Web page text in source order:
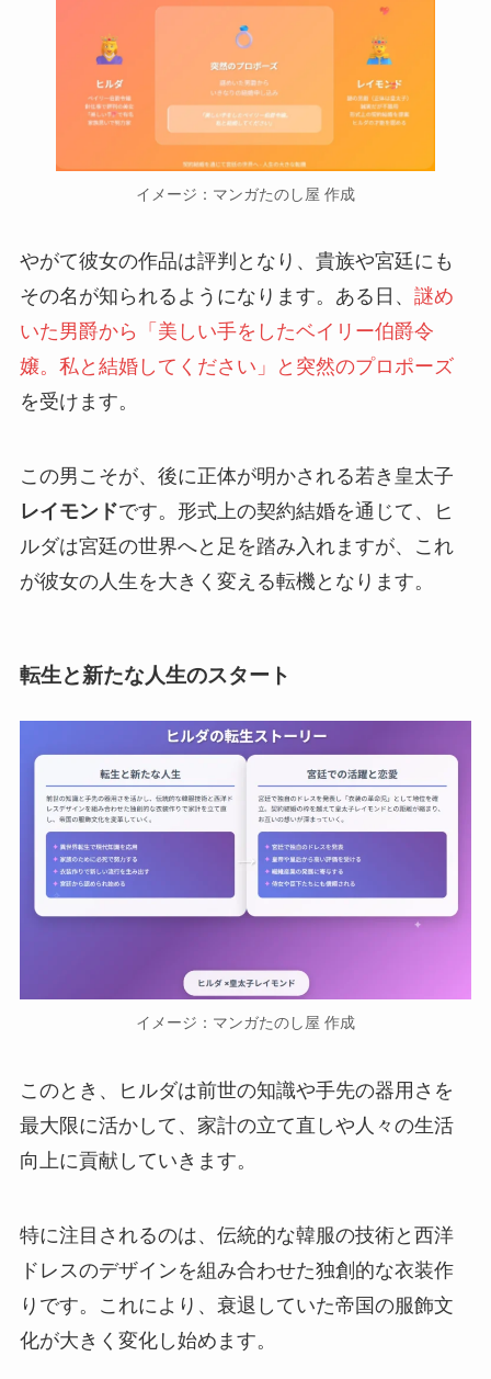
イメージ：マンガたのし屋 作成
やがて彼女の作品は評判となり、貴族や宮廷にも
その名が知られるようになります。ある日、 謎め
いた男爵から「美しい手をしたベイリー伯爵令
嬢。私と結婚してください」と突然のプロポーズ
を受けます。
この男こそが、後に正体が明かされる若き皇太子
レイモンドです。形式上の契約結婚を通じて、ヒ
ルダは宮廷の世界へと足を踏み入れますが、これ
が彼女の人生を大きく変える転機となります。
転生と新たな人生のスタート
イメージ：マンガたのし屋 作成
このとき、ヒルダは前世の知識や手先の器用さを
最大限に活かして、家計の立て直しや人々の生活
向上に貢献していきます。
特に注目されるのは、伝統的な韓服の技術と西洋
ドレスのデザインを組み合わせた独創的な衣装作
りです。これにより、衰退していた帝国の服飾文
化が大きく変化し始めます。